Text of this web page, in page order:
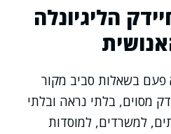
הליגיונלה
פעם בשאלות סביב מקור
מסוים, בלתי נראה ובלתי
למשרדים, למוסדות